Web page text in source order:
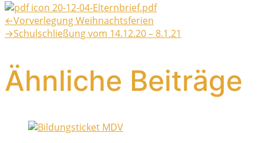
20-12-04-Elternbrief.pdf
Beitragsnavigation
←Vorheriger
Beitrag:
Vorverlegung Weihnachtsferien
→Nächster
Schulschließung vom 14.12.20 – 8.1.21
Ähnliche Beiträge